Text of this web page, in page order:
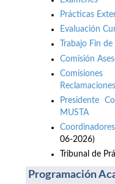
Prácticas
Evaluación
Trabajo Fin
Comisión
Presidente
MUSTA
06-2026)
Tribunal de
Programación